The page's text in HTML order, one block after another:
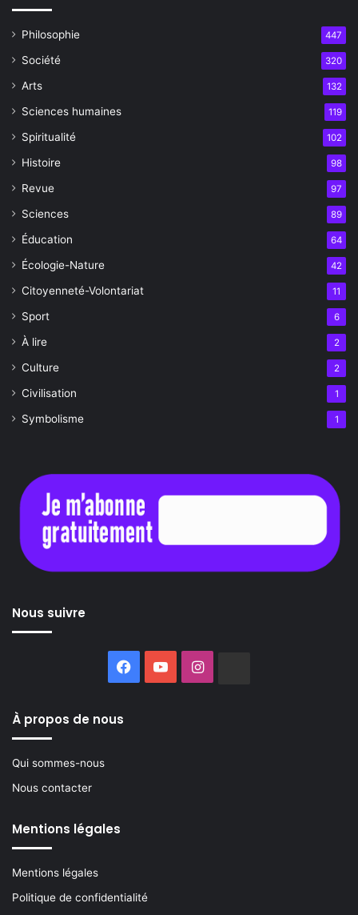
Philosophie 447
Société 320
Arts 132
Sciences humaines 119
Spiritualité 102
Histoire 98
Revue 97
Sciences 89
Éducation 64
Écologie-Nature 42
Citoyenneté-Volontariat 11
Sport 6
À lire 2
Culture 2
Civilisation 1
Symbolisme 1
Nous suivre
Facebook
YouTubeInstagram
À propos de nous
Qui sommes-nous
Nous contacter
Mentions légales
Mentions légales
Politique de confidentialité